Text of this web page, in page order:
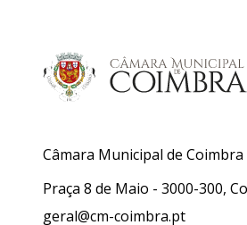
Câmara Municipal de Coimbra
Praça 8 de Maio - 3000-300,
geral@cm-coimbra.pt